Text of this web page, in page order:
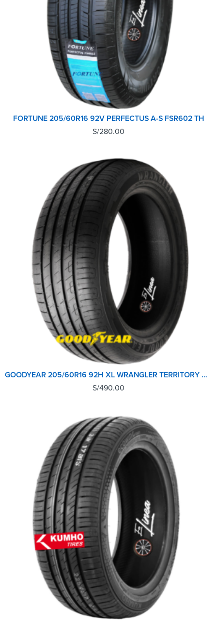
FORTUNE 205/60R16 92V PERFECTUS A-S FSR602 TH
S/280.00
GOODYEAR 205/60R16 92H XL WRANGLER TERRITORY H/T TL
S/490.00